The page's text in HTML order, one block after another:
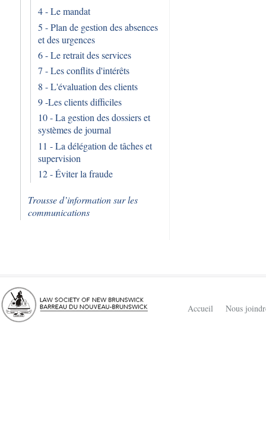
4 - Le mandat
5 - Plan de gestion des absences
et des urgences
6 - Le retrait des services
7 - Les conflits d'intérêts
8 - L'évaluation des clients
9 -Les clients difficiles
10 - La gestion des dossiers et
systèmes de journal
11 - La délégation de tâches et
supervision
12 - Éviter la fraude
Trousse d’information sur les
communications
Accueil Nous